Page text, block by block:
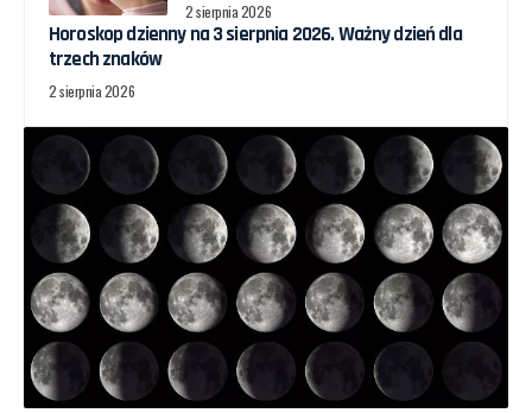
2 sierpnia 2026
Horoskop dzienny na 3 sierpnia 2026. Ważny dzień dla
trzech znaków
2 sierpnia 2026